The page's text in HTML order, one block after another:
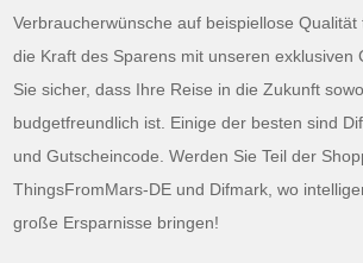
Verbraucherwünsche auf beispiellose Qualität
die Kraft des Sparens mit unseren exklusiven
Sie sicher, dass Ihre Reise in die Zukunft
budgetfreundlich ist. Einige der besten sind
und Gutscheincode. Werden Sie Teil der
ThingsFromMars-DE und Difmark, wo
große Ersparnisse bringen!